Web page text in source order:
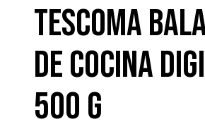
TESCOMA
DE COCINA
500 g